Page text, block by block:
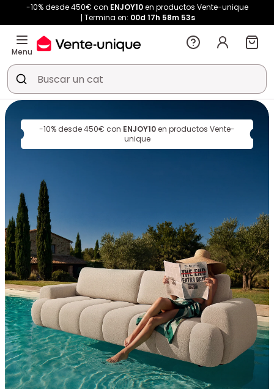
-10% desde 450€ con ENJOY10en productos Vente-unique
Termina en: 00d 17h 58m 52s
Menu
-10% desde 450€ con ENJOY10 en productos Vente-
unique